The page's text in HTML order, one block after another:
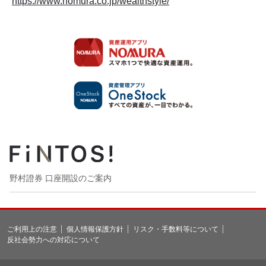
野村證券 口座開設のご案内
ご利用上の注意 個人情報保護方針
リスク・手数料等について
反社会勢力への対応について